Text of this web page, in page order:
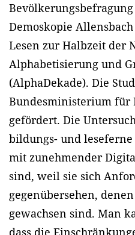
Demoskopie
Lesen zur Halbzeit der
Alphabetisierung und
(AlphaDekade). Die
Bundesministerium für
gefördert. Die
bildungs- und
mit zunehmender
sind, weil sie sich
gegenübersehen,
gewachsen sind. Man